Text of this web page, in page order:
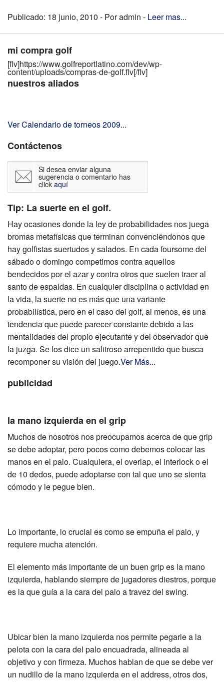
Publicado: 18 junio, 2010 - Por admin - Leer mas...
mi compra golf
[flv]https://www.golfreportlatino.com/dev/wp-
content/uploads/compras-de-golf.flv[/flv]
nuestros aliados
Ver Calendario de torneos 2009...
Contáctenos
Si desea enviar alguna
sugerencia o comentario has
click aquí
Tip: La suerte en el golf.
Hay ocasiones donde la ley de probabilidades nos juega
bromas metafísicas que terminan convenciéndonos que
hay golfistas suertudos y salados. En cada foursome del
sábado o domingo competimos contra aquellos
bendecidos por el azar y contra otros que suelen traer al
santo de espaldas. En cualquier disciplina o actividad en
la vida, la suerte no es más que una variante
probabilística, pero en el caso del golf, al menos, es una
tendencia que puede parecer constante debido a las
mentalidades del propio ejecutante y del observador que
la juzga. Se los dice un salitroso arrepentido que busca
recomponer su visión del juego.Ver Más...
publicidad
la mano izquierda en el grip
Muchos de nosotros nos preocupamos acerca de que grip
se debe adoptar, pero pocos como debemos colocar las
manos en el palo. Cualquiera, el overlap, el interlock o el
de 10 dedos, puede adoptarse con tal que uno se sienta
cómodo y le pegue bien.
Lo importante, lo crucial es como se empuña el palo, y
requiere mucha atención.
El elemento más importante de un buen grip es la mano
izquierda, hablando siempre de jugadores diestros, porque
es la que guía a la cara del palo a travez del swing.
Ubicar bien la mano izquierda nos permite pegarle a la
pelota con la cara del palo encuadrada, alineada al
objetivo y con firmeza. Muchos hablan de que se debe ver
un nudillo de la mano izquierda en el address, otros dos,